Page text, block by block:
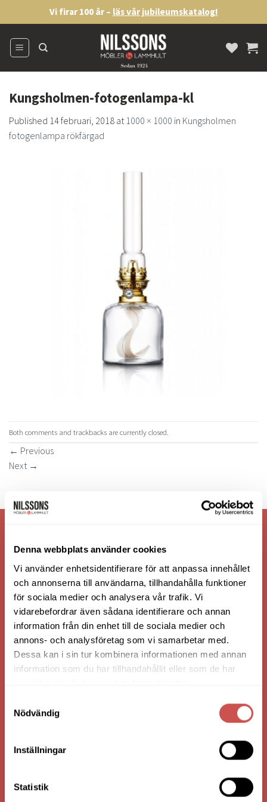
Denna webbplats använder cookies
Vi använder enhetsidentifierare för att anpassa innehållet
och annonserna till användarna, tillhandahålla funktioner
för sociala medier och analysera vår trafik. Vi
vidarebefordrar även sådana identifierare och annan
information från din enhet till de sociala medier och
annons- och analysföretag som vi samarbetar med.
Dessa kan i sin tur kombinera informationen med annan
information som du har tillhandahållit eller som de har
Nödvändig
Inställningar
Statistik
to
content
Vi firar 100 år – läs vår jubileumskatalog!
Kungsholmen-fotogenlampa-kl
Published 14 februari, 2018 at1000 × 1000 in Kungsholmen
fotogenlampa rökfärgad
Both comments and trackbacks are currently closed.
← Previous
Next →
363 44 Lammhult